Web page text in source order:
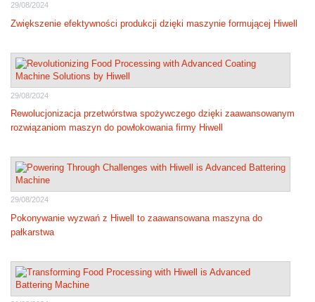
29/08/2024
Zwiększenie efektywności produkcji dzięki maszynie formującej Hiwell
29/08/2024
Rewolucjonizacja przetwórstwa spożywczego dzięki zaawansowanym
rozwiązaniom maszyn do powłokowania firmy Hiwell
29/08/2024
Pokonywanie wyzwań z Hiwell to zaawansowana maszyna do
pałkarstwa